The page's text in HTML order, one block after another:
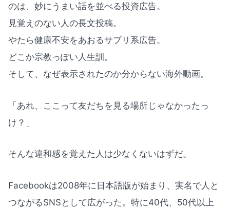
のは、妙にうまい話を並べる投資広告。
見覚えのない人の長文投稿。
やたら健康不安をあおるサプリ系広告。
どこか宗教っぽい人生訓。
そして、なぜ表示されたのか分からない海外動画。
「あれ、ここって友だちを見る場所じゃなかったっ
け？」
そんな違和感を覚えた人は少なくないはずだ。
Facebookは2008年に日本語版が始まり、実名で人と
つながるSNSとして広がった。特に40代、50代以上